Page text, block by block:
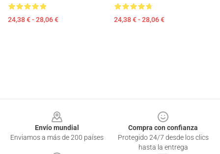
24,38 € - 28,06 € 24,38 € - 28,06 €
Envío mundial
Enviamos a más de 200 países
Compra con confianza
Protegido 24/7 desde los clics
hasta la entrega